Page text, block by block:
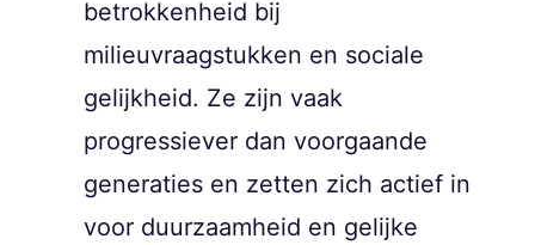
betrokkenheid bij
milieuvraagstukken en sociale
gelijkheid. Ze zijn vaak
progressiever dan voorgaande
generaties en zetten zich actief in
voor duurzaamheid en gelijke